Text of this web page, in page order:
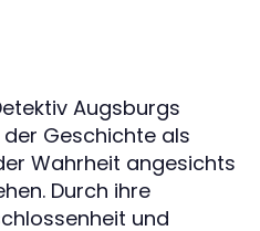
Augsburgs
Geschichte als
Wahrheit angesichts
Durch ihre
und